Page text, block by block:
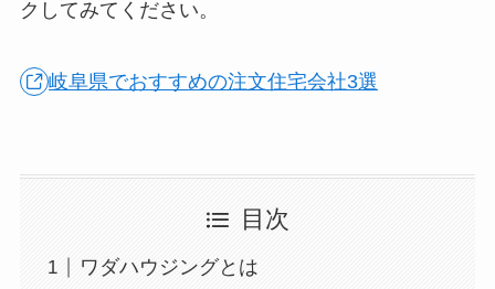
クしてみてください。
岐阜県でおすすめの注文住宅会社3選
目次
ワダハウジングとは